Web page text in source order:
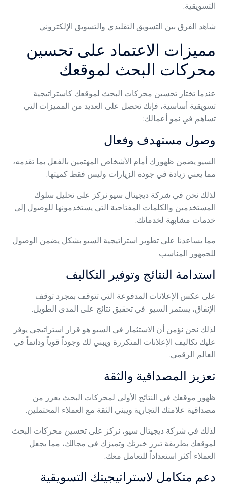
التسويقية.
شاهد الفرق بين التسويق التقليدي والتسويق الإلكتروني
مميزات الاعتماد على تحسين
محركات البحث لموقعك
عندما تختار تحسين محركات البحث لموقعك كاستراتيجية
تسويقية أساسية، فإنك تحصل على العديد من المميزات التي
تساهم في نمو أعمالك:
وصول مستهدف وفعال
السيو يضمن ظهورك أمام الأشخاص المهتمين بالفعل بما تقدمه،
مما يعني زيادة في جودة الزيارات وليس فقط كميتها.
لذلك نحن في شركة ديجيتال سيو نركز على تحليل سلوك
المستخدمين والكلمات المفتاحية التي يستخدمونها للوصول إلى
خدمات مشابهة لخدماتك.
مما يساعدنا على تطوير استراتيجية السيو بشكل يضمن الوصول
للجمهور المناسب.
استدامة النتائج وتوفير التكاليف
على عكس الإعلانات المدفوعة التي تتوقف بمجرد توقف
الإنفاق، يستمر السيو في تحقيق نتائج على المدى الطويل.
لذلك نحن نؤمن أن الاستثمار في السيو هو قرار استراتيجي يوفر
عليك تكاليف الإعلانات المتكررة ويبني لك وجوداً قوياً ودائماً في
العالم الرقمي.
تعزيز المصداقية والثقة
ظهور موقعك في النتائج الأولى لمحركات البحث يعزز من
مصداقية علامتك التجارية ويبني الثقة مع العملاء المحتملين.
لذلك في شركة ديجيتال سيو، نركز على تحسين محركات البحث
لموقعك بطريقة تبرز خبرتك وتميزك في مجالك، مما يجعل
العملاء أكثر استعداداً للتعامل معك.
دعم متكامل لاستراتيجيتك التسويقية